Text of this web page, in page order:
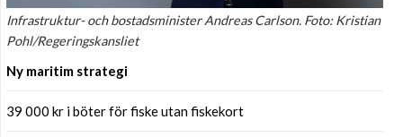
Infrastruktur- och bostadsminister Andreas Carlson. Foto: Kristian
Pohl/Regeringskansliet
Ny maritim strategi
39 000 kr i böter för fiske utan fiskekort